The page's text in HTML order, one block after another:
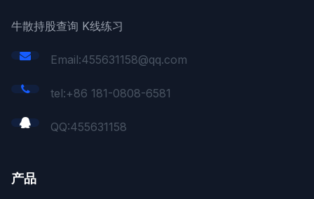
牛散持股查询 K线练习
Email:455631158@qq.com
tel:+86 181-0808-6581
QQ:455631158
产品